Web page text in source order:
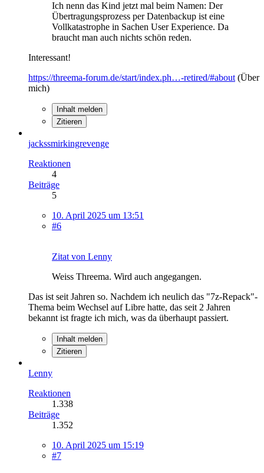
Ich nenn das Kind jetzt mal beim Namen: Der
Übertragungsprozess per Datenbackup ist eine
Vollkatastrophe in Sachen User Experience. Da
braucht man auch nichts schön reden.
Interessant!
https://threema-forum.de/start/index.ph…-retired/#about (Über
mich)
Inhalt melden
Zitieren
jackssmirkingrevenge
Reaktionen
4
Beiträge
5
10. April 2025 um 13:51
#6
Zitat von Lenny
Weiss Threema. Wird auch angegangen.
Das ist seit Jahren so. Nachdem ich neulich das "7z-Repack"-
Thema beim Wechsel auf Libre hatte, das seit 2 Jahren
bekannt ist fragte ich mich, was da überhaupt passiert.
Inhalt melden
Zitieren
Lenny
Reaktionen
1.338
Beiträge
1.352
10. April 2025 um 15:19
#7